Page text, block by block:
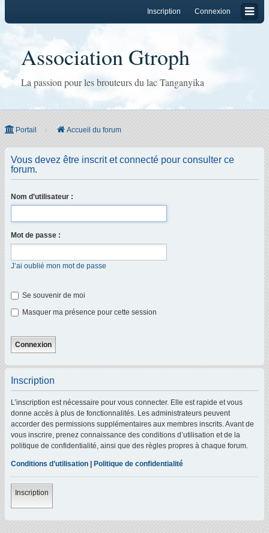
Connexion
Inscription
Association Gtroph
La passion pour les brouteurs du lac Tanganyika
Portail Accueil du forum
Vous devez être inscrit et connecté pour consulter ce
forum.
Nom d’utilisateur :
Mot de passe :
J’ai oublié mon mot de passe
Se souvenir de moi
Masquer ma présence pour cette session
Inscription
L’inscription est nécessaire pour vous connecter. Elle est rapide et vous
donne accès à plus de fonctionnalités. Les administrateurs peuvent
accorder des permissions supplémentaires aux membres inscrits. Avant de
vous inscrire, prenez connaissance des conditions d’utilisation et de la
politique de confidentialité, ainsi que des règles propres à chaque forum.
Conditions d’utilisation Politique de confidentialité
Inscription